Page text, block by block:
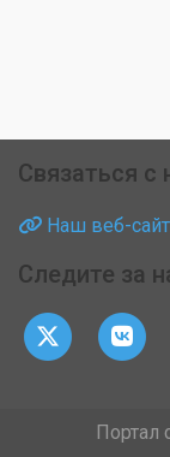
Связаться с
Наш веб-сайт
Следите за
Портал